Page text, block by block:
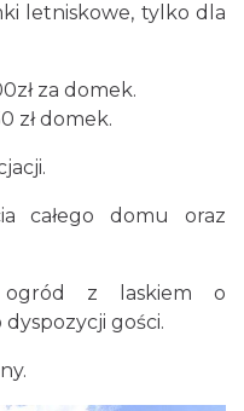
letniskowe, tylko dla
za domek.
zł domek.
całego domu oraz
ogród z laskiem o
gości.